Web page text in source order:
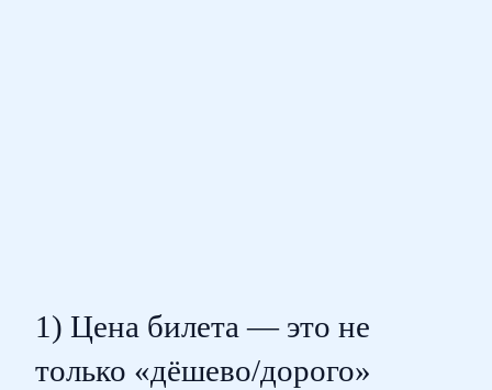
1) Цена билета — это не
только «дёшево/дорого»